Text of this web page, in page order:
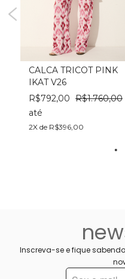
CALCA TRICOT PINK
IKAT V26
R$792,00 R$1.760,00
até
2X de R$396,00
Inscreva-se e fique